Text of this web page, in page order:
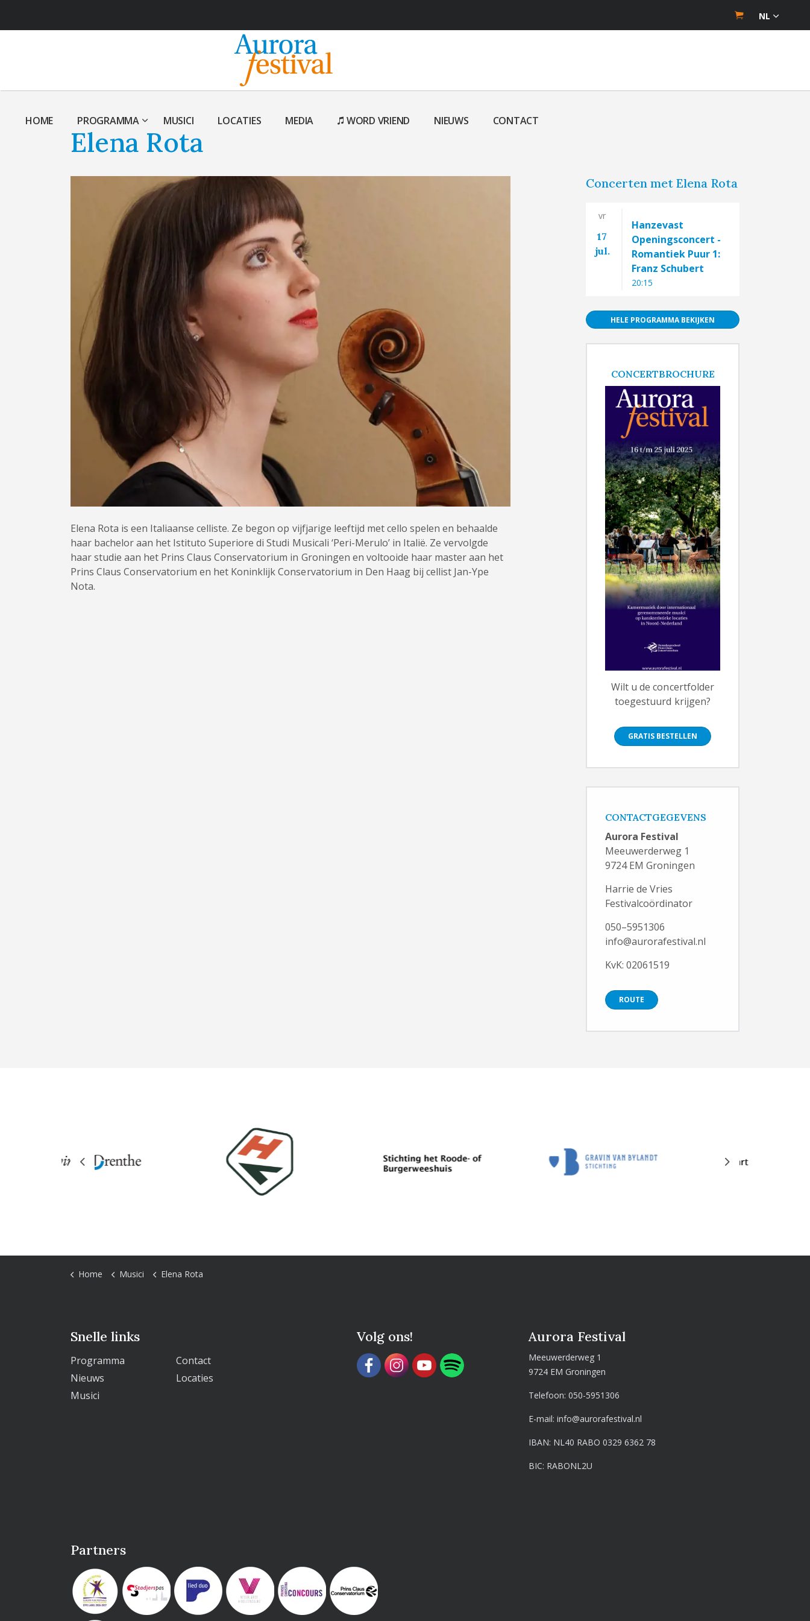
NL
HOME PROGRAMMA MUSICI LOCATIES MEDIA WORD VRIEND NIEUWS CONTACT
Elena Rota
Elena Rota is een Italiaanse celliste. Ze begon op vijfjarige leeftijd met cello spelen en behaalde
haar bachelor aan het Istituto Superiore di Studi Musicali ‘Peri-Merulo’ in Italië. Ze vervolgde
haar studie aan het Prins Claus Conservatorium in Groningen en voltooide haar master aan het
Prins Claus Conservatorium en het Koninklijk Conservatorium in Den Haag bij cellist Jan-Ype
Nota.
Concerten met Elena Rota
vr
17
jul.
Hanzevast
Openingsconcert -
Romantiek Puur 1:
Franz Schubert
20:15
HELE PROGRAMMA BEKIJKEN
CONCERTBROCHURE
Wilt u de concertfolder
toegestuurd krijgen?
GRATIS BESTELLEN
CONTACTGEGEVENS
Aurora Festival
Meeuwerderweg 1
9724 EM Groningen
Harrie de Vries
Festivalcoördinator
050–5951306
info@aurorafestival.nl
KvK: 02061519
ROUTE
Previous Next
Home Musici Elena Rota
Snelle links
Programma
Contact
Nieuws
Locaties
Musici
Volg ons! Aurora Festival
Meeuwerderweg 1
9724 EM Groningen
Telefoon:050-5951306
E-mail:info@aurorafestival.nl
IBAN: NL40 RABO 0329 6362 78
BIC: RABONL2U
Partners